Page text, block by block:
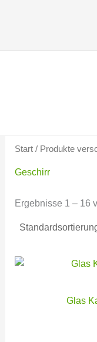
Start/ Produkte
Geschirr
Ergebnisse 1 – 16
Glas